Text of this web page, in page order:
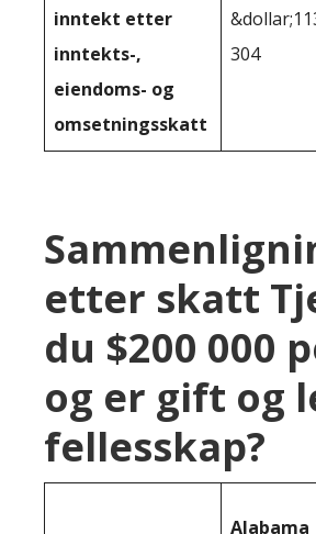
inntekt etter
inntekts-,
eiendoms- og
omsetningsskatt
304
etter skatt
du $200 000
og er gift og
fellesskap?
Alabama